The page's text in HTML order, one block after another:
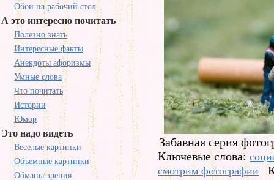
Обои на рабочий стол
А это интересно почитать
Полезно знать
Интересные факты
Анекдоты афоризмы
Умные слова
Что почитать
Истории
Юмор
Это надо видеть
Веселые картинки
Объемные картинки
Обманы зрения
Забавная серия
Ключевые слова:
смотрим фотографии